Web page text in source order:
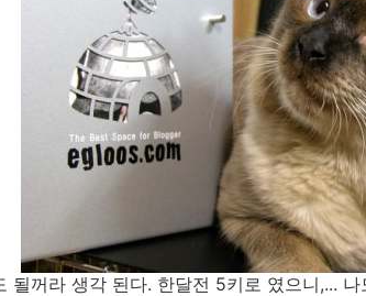
될꺼라 생각 된다. 한달전 5키로 였으니,...